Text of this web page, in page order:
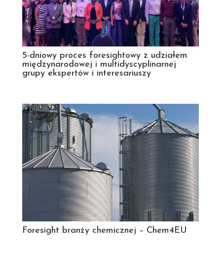
5-dniowy proces foresightowy z udziałem
międzynarodowej i multidyscyplinarnej
grupy ekspertów i interesariuszy
Foresight branży chemicznej – Chem4EU